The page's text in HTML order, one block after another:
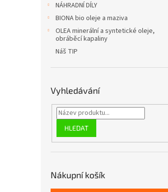
NÁHRADNÍ DÍLY
BIONA bio oleje a maziva
OLEA minerální a syntetické oleje,
obráběcí kapaliny
Náš TIP
Vyhledávání
HLEDAT
Nákupní košík